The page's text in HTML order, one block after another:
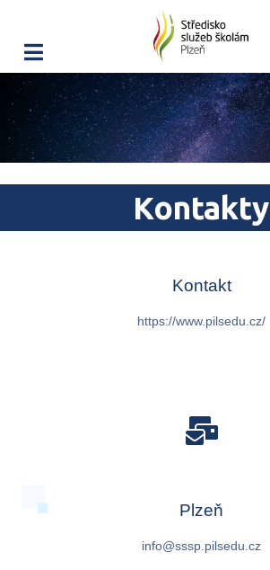
Kontakty
Kontakt
https://www.pilsedu.cz/
Plzeň
info@sssp.pilsedu.cz